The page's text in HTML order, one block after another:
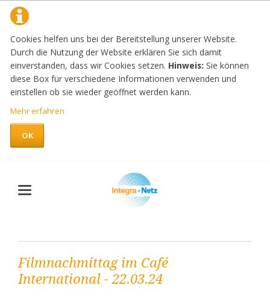
Cookies helfen uns bei der Bereitstellung unserer Website.
Durch die Nutzung der Website erklären Sie sich damit
einverstanden, dass wir Cookies setzen. Hinweis: Sie können
diese Box für verschiedene Informationen verwenden und
einstellen ob sie wieder geöffnet werden kann.
Mehr erfahren
OK
Filmnachmittag im Café
International - 22.03.24